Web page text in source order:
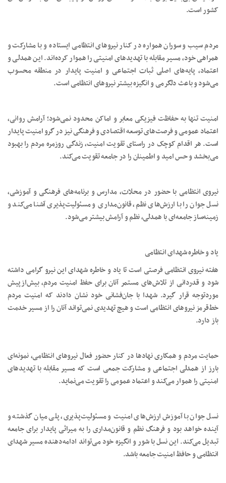
کشور است.
مردم سیب و سوران همواره در کنار نیروهای انتظامی ایستاده و با مشارکت و
همراهی خود، مسیر مقابله با تهدیدهای امنیتی را هموار کرده‌اند. این همدلی و
اعتماد، پایه‌های اصلی ثبات اجتماعی و امنیت پایدار در منطقه محسوب
می‌شود و باعث دلگرمی و انگیزه بیشتر نیروهای انتظامی است.
امنیت تنها به حفاظت فیزیکی معابر و اماکن محدود نمی‌شود؛ آرامش روانی،
اعتماد عمومی و فرصت‌های توسعه اقتصادی و فرهنگی نیز در گرو امنیت پایدار
است. هر اقدام کوچک در راستای تقویت امنیت، زندگی روزمره مردم را بهبود
می‌بخشد و حس امید و اطمینان را در جامعه تقویت می‌کند.
نیروی انتظامی با حضور در محلات، مدارس و برنامه‌های فرهنگی و آموزشی،
نسل جوان را با ارزش‌های نظم، قانون‌مداری و مسئولیت‌پذیری آشنا می‌کند و
زمینه‌ساز جامعه‌ای با همدلی، نظم و آرامش بیشتر می‌شود.
یاد و خاطره شهدای انتظامی
هفته نیروی انتظامی فرصتی است تا یاد و خاطره شهدای این نیرو گرامی داشته
شود و قدردانی از تلاش‌های مستمر آنان برای حفظ امنیت مردم، بیش‌ازپیش
موردتوجه قرار گیرد. شهدا با جان‌فشانی خود نشان دادند که امنیت مردم
خط‌قرمز نیروهای انتظامی است و هیچ تهدیدی نمی‌تواند آنان را از مسیر خدمت
باز دارد.
حمایت مردم و همکاری نهادها در کنار حضور فعال نیروهای انتظامی، نمونه‌ای
بارز از همدلی اجتماعی و مشارکت جمعی است که مسیر مقابله با تهدیدهای
امنیتی را هموار می‌کند و اعتماد عمومی را تقویت می‌نماید.
نسل جوان با آموزش ارزش‌های امنیت و مسئولیت‌پذیری، پلی میان گذشته و
آینده خواهد بود و فرهنگ نظم و قانون‌مداری را به میراثی پایدار برای جامعه
تبدیل می‌کند. این نسل با شور و انگیزه خود می‌تواند ادامه‌دهنده مسیر شهدای
انتظامی و حافظ امنیت جامعه باشد.